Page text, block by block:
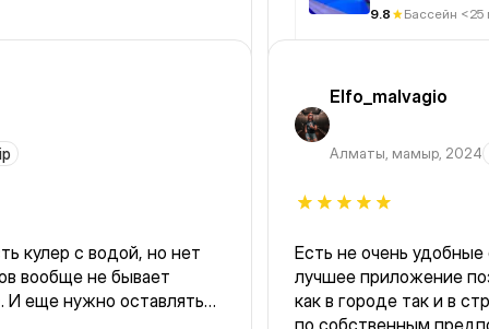
9.8 Бассейн <25
кулер с водой, но нет
вообще не бывает
И еще нужно оставлять
Elfo_malvagio
Алматы, мамыр, 2024
Есть не очень
лучшее приложение
как в городе так и в